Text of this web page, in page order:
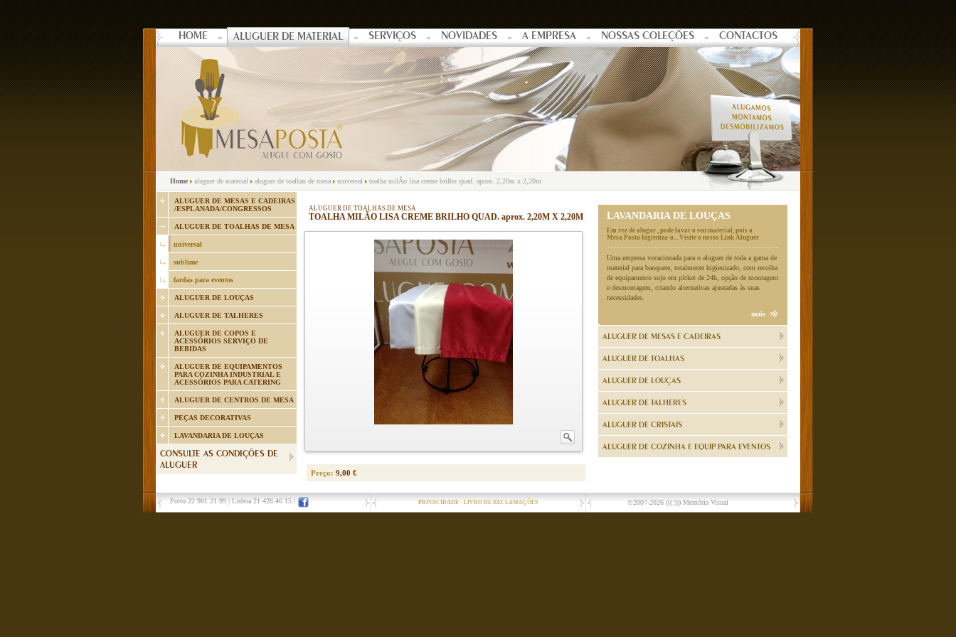
HOME ALUGUER DE MATERIAL SERVIÇOS NOVIDADES A EMPRESA NOSSAS COLEÇÕES CONTACTOS
Home aluguer de material aluguer de toalhas de mesa universal toalha milÃo lisa creme brilho quad. aprox. 2,20m x 2,20m
ALUGUER DE MESAS E CADEIRAS
/ESPLANADA/CONGRESSOS
ALUGUER DE TOALHAS DE MESA
universal
sublime
fardas para eventos
ALUGUER DE LOUÇAS
ALUGUER DE TALHERES
ALUGUER DE COPOS E
ACESSÓRIOS SERVIÇO DE
BEBIDAS
ALUGUER DE EQUIPAMENTOS
PARA COZINHA INDUSTRIAL E
ACESSÓRIOS PARA CATERING
ALUGUER DE CENTROS DE MESA
PEÇAS DECORATIVAS
LAVANDARIA DE LOUÇAS
CONSULTE AS CONDIÇÕES DE
ALUGUER
ALUGUER DE TOALHAS DE MESA
TOALHA MILÃO LISA CREME BRILHO QUAD. aprox. 2,20M X 2,20M
Preço: 9,00 €
LAVANDARIA DE LOUÇAS
Em vez de alugar , pode lavar o seu material, pois a
Mesa Posta higieniza-o... Visite o nosso Link Aluguer
Uma empresa vocacionada para o aluguer de toda a gama de
material para banquete, totalmente higienizado, com recolha
de equipamento sujo em picket de 24h, opção de montagem
e desmontagem, criando alternativas ajustadas às suas
necessidades.
mais
ALUGUER DE MESAS E CADEIRAS
ALUGUER DE TOALHAS
ALUGUER DE LOUÇAS
ALUGUER DE TALHERES
ALUGUER DE CRISTAIS
ALUGUER DE COZINHA E EQUIP PARA EVENTOS
Porto 22 901 21 99 Lisboa 21 426 46 15 PRIVACIDADE - LIVRO DE RECLAMAÇÕES ©2007-2026 (((:))) Memória Visual